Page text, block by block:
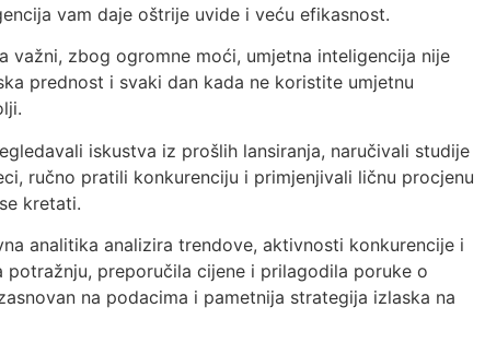
vam daje oštrije uvide i veću efikasnost.
važni, zbog ogromne moći, umjetna inteligencija nije
prednost i svaki dan kada ne koristite umjetnu
iskustva iz prošlih lansiranja, naručivali studije
ručno pratili konkurenciju i primjenjivali ličnu procjenu
kretati.
analitika analizira trendove, aktivnosti konkurencije i
preporučila cijene i prilagodila poruke o
na podacima i pametnija strategija izlaska na